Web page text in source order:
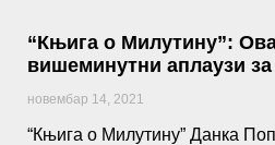
“Књига о Милутину”:
вишеминутни аплаузи
новембар 14, 2021
“Књига о Милутину” Данка